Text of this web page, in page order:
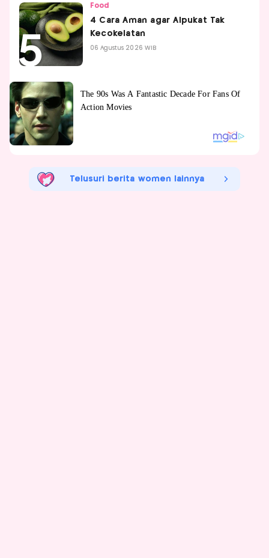
Food
4 Cara Aman agar Alpukat Tak
Kecokelatan
06 Agustus 2026 WIB
Telusuri berita women lainnya